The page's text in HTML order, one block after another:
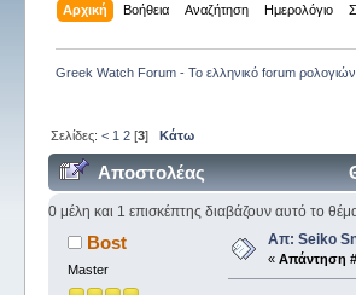
Αρχική Βοήθεια Αναζήτηση Ημερολόγιο
Greek Watch Forum - Το ελληνικό forum ρολογιών
Σελίδες: < 1 2[3] Κάτω
Αποστολέας
0 μέλη και 1 επισκέπτης διαβάζουν αυτό το
Βost
Master
Απ: Seiko
« Απάντηση